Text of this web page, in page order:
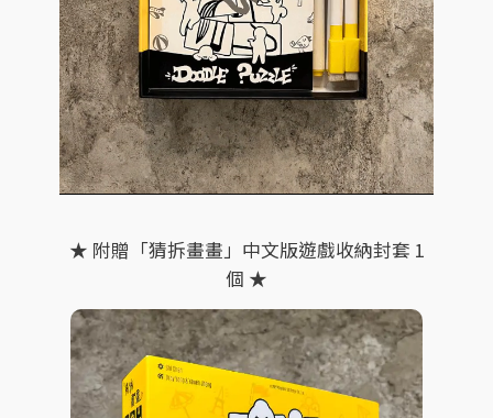
★ 附贈「猜拆畫畫」中文版遊戲收納封套 1
個 ★